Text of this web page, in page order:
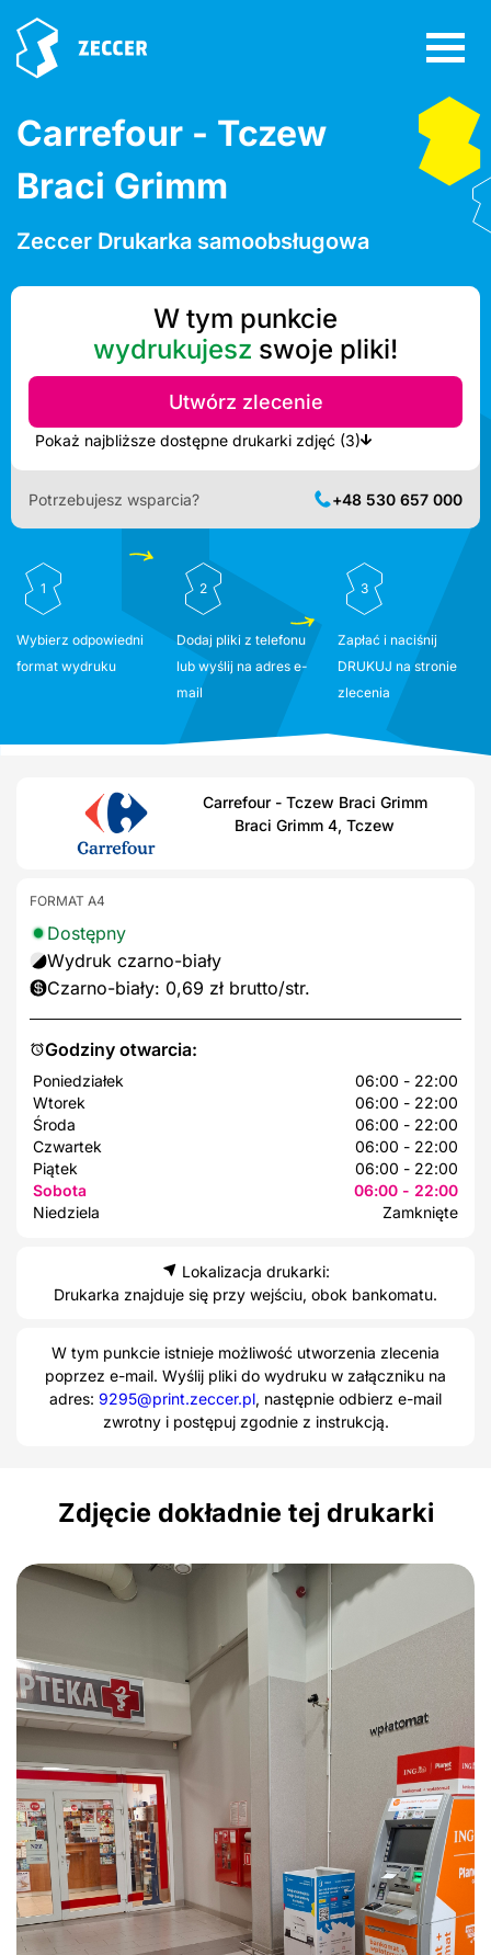
Carrefour - Tczew
Braci Grimm
Zeccer Drukarka samoobsługowa
W tym punkcie
wydrukujesz swoje pliki!
Utwórz zlecenie
Pokaż najbliższe dostępne drukarki zdjęć (3)
Potrzebujesz wsparcia? +48 530 657 000
1
Wybierz odpowiedni
format wydruku
2
Dodaj pliki z telefonu
lub wyślij na adres e-
mail
3
Zapłać i naciśnij
DRUKUJ na stronie
zlecenia
Carrefour - Tczew Braci Grimm
Braci Grimm 4, Tczew
Godziny otwarcia:
Poniedziałek
06:00 - 22:00
Wtorek
06:00 - 22:00
Środa
06:00 - 22:00
Czwartek
06:00 - 22:00
Piątek
06:00 - 22:00
Sobota
06:00 - 22:00
Niedziela
Zamknięte
FORMAT A4
Dostępny
Wydruk czarno-biały
Czarno-biały: 0,69 zł brutto/str.
Lokalizacja drukarki:
Drukarka znajduje się przy wejściu, obok bankomatu.
W tym punkcie istnieje możliwość utworzenia zlecenia
poprzez e-mail. Wyślij pliki do wydruku w załączniku na
adres: 9295@print.zeccer.pl, następnie odbierz e-mail
zwrotny i postępuj zgodnie z instrukcją.
Zdjęcie dokładnie tej drukarki